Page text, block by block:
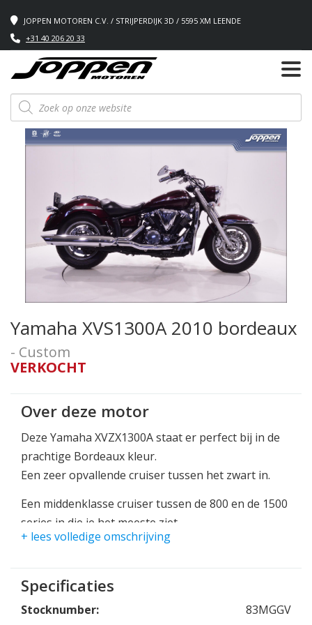
JOPPEN MOTOREN C.V. / STRIJPERDIJK 3D / 5595 XM LEENDE
+31 40 206 20 33
Producten
zoeken
Yamaha XVS1300A 2010 bordeaux
- Custom
VERKOCHT
Over deze motor
Deze Yamaha XVZX1300A staat er perfect bij in de
prachtige Bordeaux kleur.
Een zeer opvallende cruiser tussen het zwart in.
Een middenklasse cruiser tussen de 800 en de 1500
series in die je het meeste ziet.
hanteerbaarheid en toch genoeg vermogen!
Een heerlijk zadel en een flink stuur zorgen voor
een prettige houding die je lang volhoudt.
+ lees volledige omschrijving
Specificaties
Stocknumber:
83MGGV